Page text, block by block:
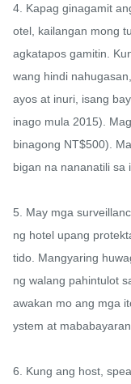
4. Kapag ginagamit
otel, kailangan mong
agkatapos gamitin.
wang hindi
ayos at inuri, isang
inago mula 2015).
binagong NT$500).
bigan na nananatili sa
5. May mga
ng hotel upang
tido. Mangyaring
ng walang pahintulot
awakan mo ang mga
ystem at
6. Kung ang host,